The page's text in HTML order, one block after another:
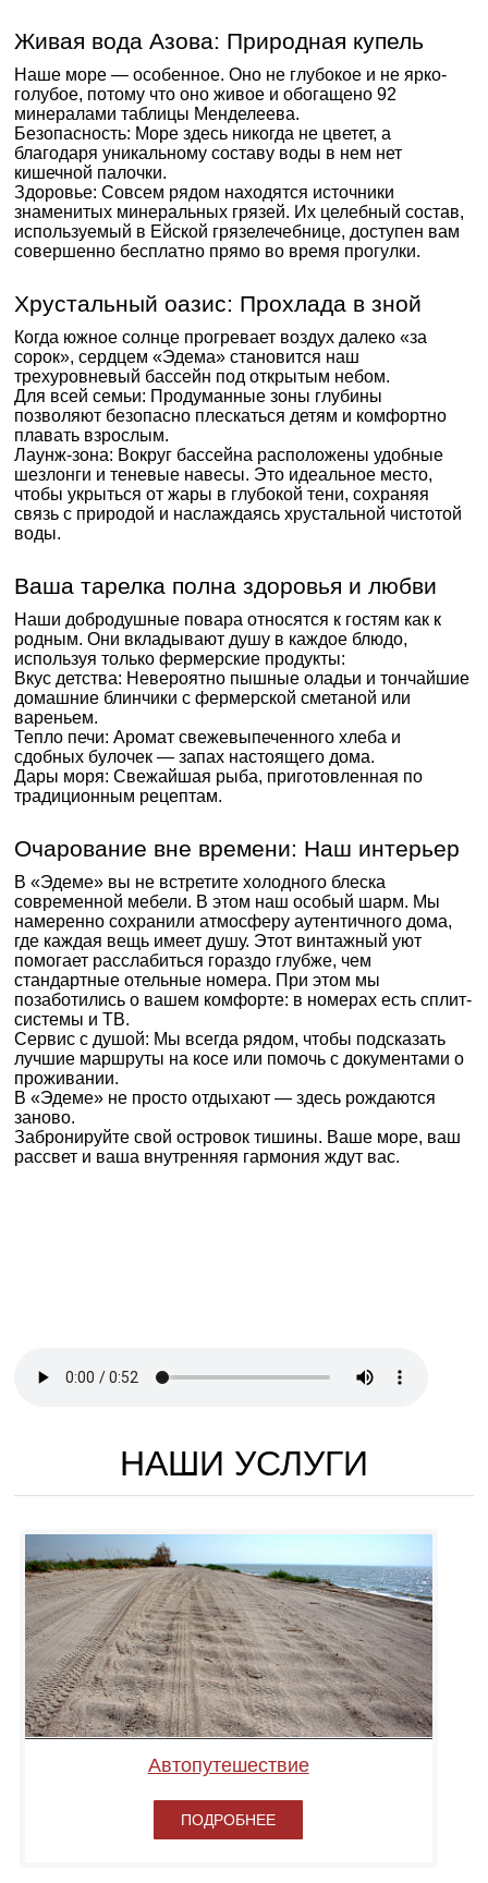
Живая вода Азова: Природная купель
Наше море — особенное. Оно не глубокое и не ярко-
голубое, потому что оно живое и обогащено 92
минералами таблицы Менделеева.
Безопасность: Море здесь никогда не цветет, а
благодаря уникальному составу воды в нем нет
кишечной палочки.
Здоровье: Совсем рядом находятся источники
знаменитых минеральных грязей. Их целебный состав,
используемый в Ейской грязелечебнице, доступен вам
совершенно бесплатно прямо во время прогулки.
Хрустальный оазис: Прохлада в зной
Когда южное солнце прогревает воздух далеко «за
сорок», сердцем «Эдема» становится наш
трехуровневый бассейн под открытым небом.
Для всей семьи: Продуманные зоны глубины
позволяют безопасно плескаться детям и комфортно
плавать взрослым.
Лаунж-зона: Вокруг бассейна расположены удобные
шезлонги и теневые навесы. Это идеальное место,
чтобы укрыться от жары в глубокой тени, сохраняя
связь с природой и наслаждаясь хрустальной чистотой
воды.
Ваша тарелка полна здоровья и любви
Наши добродушные повара относятся к гостям как к
родным. Они вкладывают душу в каждое блюдо,
используя только фермерские продукты:
Вкус детства: Невероятно пышные оладьи и тончайшие
домашние блинчики с фермерской сметаной или
вареньем.
Тепло печи: Аромат свежевыпеченного хлеба и
сдобных булочек — запах настоящего дома.
Дары моря: Свежайшая рыба, приготовленная по
традиционным рецептам.
Очарование вне времени: Наш интерьер
В «Эдеме» вы не встретите холодного блеска
современной мебели. В этом наш особый шарм. Мы
намеренно сохранили атмосферу аутентичного дома,
где каждая вещь имеет душу. Этот винтажный уют
помогает расслабиться гораздо глубже, чем
стандартные отельные номера. При этом мы
позаботились о вашем комфорте: в номерах есть сплит-
системы и ТВ.
Сервис с душой: Мы всегда рядом, чтобы подсказать
лучшие маршруты на косе или помочь с документами о
проживании.
В «Эдеме» не просто отдыхают — здесь рождаются
заново.
Забронируйте свой островок тишины. Ваше море, ваш
рассвет и ваша внутренняя гармония ждут вас.
НАШИ УСЛУГИ
Автопутешествие
ПОДРОБНЕЕ